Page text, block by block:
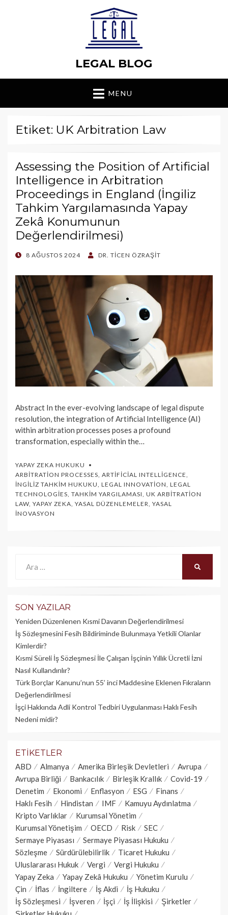
LEGAL BLOG
MENU
Etiket: UK Arbitration Law
Assessing the Position of Artificial
Intelligence in Arbitration
Proceedings in England (İngiliz
Tahkim Yargılamasında Yapay
Zekâ Konumunun
Değerlendirilmesi)
POSTED
8 AĞUSTOS 2024 DR. TICEN ÖZRAŞIT
Abstract In the ever-evolving landscape of legal dispute
resolution, the integration of Artificial Intelligence (AI)
within arbitration processes poses a profound
transformation, especially within the…
YAPAY ZEKA HUKUKU
ARBITRATION PROCESSES, ARTIFICIAL INTELLIGENCE,
İNGILIZ TAHKIM HUKUKU, LEGAL INNOVATION, LEGAL
TECHNOLOGIES, TAHKIM YARGILAMASI, UK ARBITRATION
LAW, YAPAY ZEKA, YASAL DÜZENLEMELER, YASAL
İNOVASYON
SON YAZILAR
Yeniden Düzenlenen Kısmi Davanın Değerlendirilmesi
İş Sözleşmesini Fesih Bildiriminde Bulunmaya Yetkili Olanlar
Kimlerdir?
Kısmi Süreli İş Sözleşmesi İle Çalışan İşçinin Yıllık Üc­retli İzni
Nasıl Kullandırılır?
Türk Borçlar Kanunu’nun 55’ inci Maddesine Eklenen Fıkraların
Değerlendirilmesi
İşçi Hakkında Adli Kontrol Tedbiri Uygulanması Haklı Fesih
Nedeni midir?
ETIKETLER
ABD Almanya Amerika Birleşik Devletleri
Avrupa
Avrupa Birliği
Bankacılık Birleşik Krallık
Covid-19
Denetim
Ekonomi Enflasyon ESG
Finans
Haklı Fesih
Hindistan IMF
Kamuyu Aydınlatma
Kripto Varlıklar
Kurumsal Yönetim
Kurumsal Yönetişim
OECD Risk
SEC
Sermaye Piyasası
Sermaye Piyasası Hukuku
Sözleşme
Sürdürülebilirlik
Ticaret Hukuku
Uluslararası Hukuk
Vergi
Vergi Hukuku
Yapay Zeka
Yapay Zekâ Hukuku
Yönetim Kurulu
Çin
İflas İngiltere İş Akdi
İş Hukuku
İş Sözleşmesi
İşveren İşçi İş İlişkisi
Şirketler